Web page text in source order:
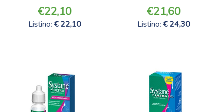
22,10
Listino: 22,10
21,60
Listino: 24,30